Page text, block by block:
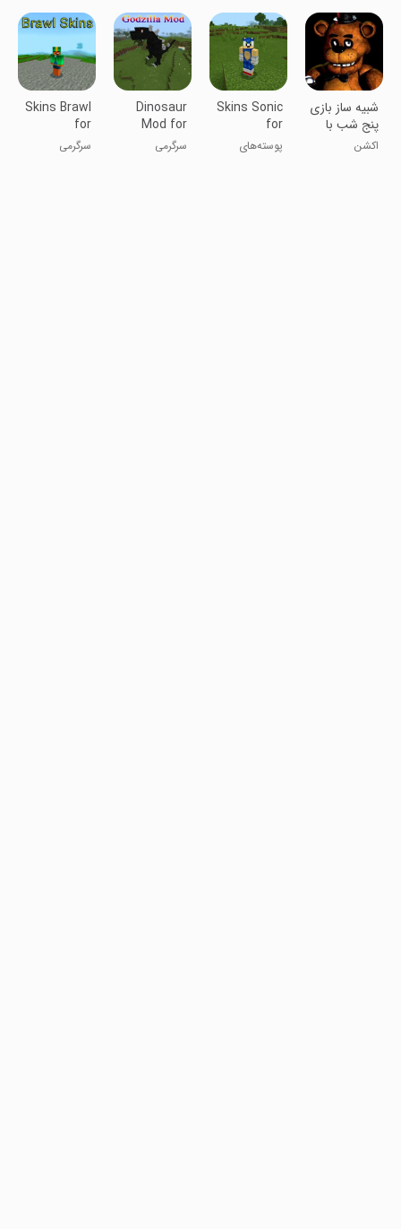
PE
در ماینکرافت
شبیه ساز بازی
پنج شب با
فردی
اکشن
Skins Sonic
for
Minecraft
PE
پوسته‌های
Dinosaur
Mod for
Minecraft
PE
سرگرمی
Skins Brawl
for
Minecraft
PE
سرگرمی